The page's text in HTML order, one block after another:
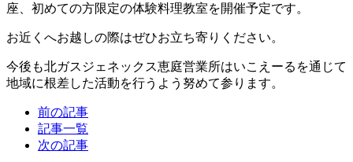
座、初めての方限定の体験料理教室を開催予定です。
お近くへお越しの際はぜひお立ち寄りください。
今後も北ガスジェネックス恵庭営業所はいこえーるを通じて
地域に根差した活動を行うよう努めて参ります。
前の記事
記事一覧
次の記事